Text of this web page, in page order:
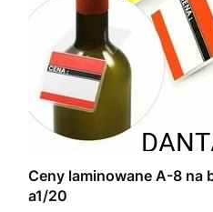
Ceny laminowane A-8 na
a1/20